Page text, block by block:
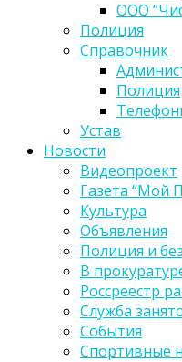
ООО
Полиция
Справочник
Полиция
Устав
Новости
Видеопроект
Газета “Мой
Культура
Объявления
Полиция и
В
Россреестр
Служба
События
Спортивные